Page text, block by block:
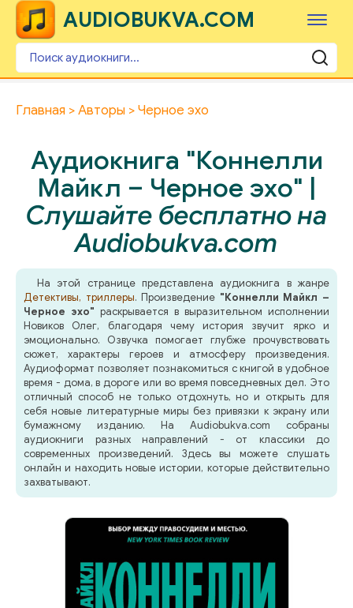
AUDIOBUKVA.COM
Главная Авторы Черное эхо
Аудиокнига "Коннелли
Майкл – Черное эхо" |
Слушайте бесплатно на
Audiobukva.com
На этой странице представлена аудиокнига в жанре
Детективы, триллеры. Произведение "Коннелли Майкл –
Черное эхо" раскрывается в выразительном исполнении
Новиков Олег, благодаря чему история звучит ярко и
эмоционально. Озвучка помогает глубже прочувствовать
сюжет, характеры героев и атмосферу произведения.
Аудиоформат позволяет познакомиться с книгой в удобное
время - дома, в дороге или во время повседневных дел. Это
отличный способ не только отдохнуть, но и открыть для
себя новые литературные миры без привязки к экрану или
бумажному изданию. На Audiobukva.com собраны
аудиокниги разных направлений - от классики до
современных произведений. Здесь вы можете слушать
онлайн и находить новые истории, которые действительно
захватывают.